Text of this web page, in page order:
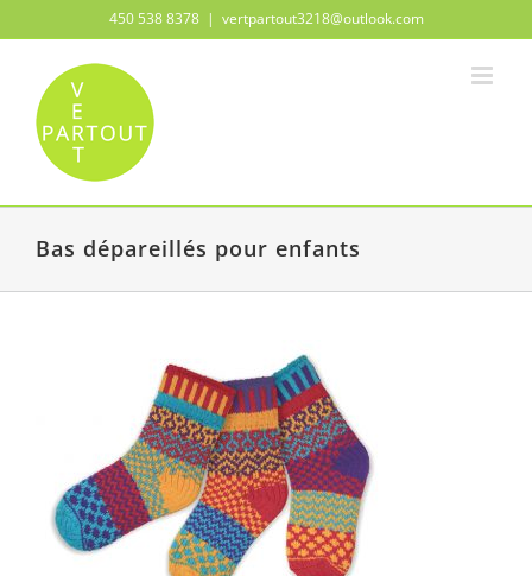
contenu
450 538 8378 | vertpartout3218@outlook.com
Bas dépareillés pour enfants